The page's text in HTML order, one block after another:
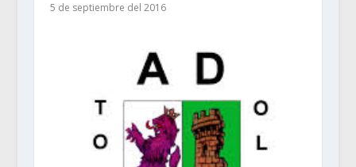
5 de septiembre del 2016